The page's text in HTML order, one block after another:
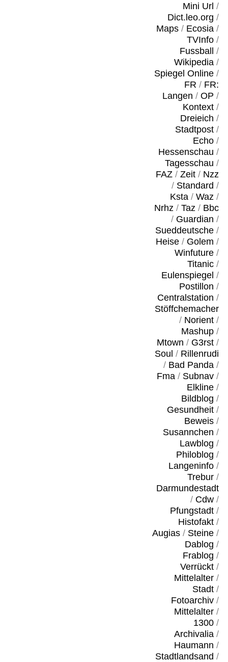
Mini Url /
Dict.leo.org /
Maps/ Ecosia/
TVInfo/
Fussball
/
Wikipedia/
Spiegel Online/
FR / FR:
Langen / OP /
Kontext/
Dreieich /
Stadtpost/
Echo/
Hessenschau /
Tagesschau /
FAZ/ Zeit/ Nzz
/ Standard /
Ksta/ Waz/
Nrhz/ Taz/ Bbc
/ Guardian /
Sueddeutsche/
Heise/ Golem /
Winfuture/
Titanic/
Eulenspiegel /
Postillon /
Centralstation /
Stöffchemacher
/ Norient/
Mashup/
Mtown / G3rst/
Soul / Rillenrudi
/ Bad Panda/
Fma/ Subnav/
Elkline/
Bildblog /
Gesundheit/
Beweis/
Susannchen /
Lawblog /
Philoblog /
Langeninfo/
Trebur/
Darmundestadt
/ Cdw/
Pfungstadt/
Histofakt/
Augias/ Steine/
Dablog /
Frablog /
Verrückt/
Mittelalter/
Stadt/
Fotoarchiv/
Mittelalter/
1300/
Archivalia/
Haumann /
Stadtlandsand /